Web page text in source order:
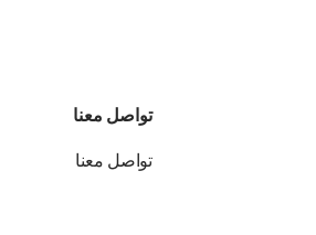
تواصل معنا
تواصل معنا